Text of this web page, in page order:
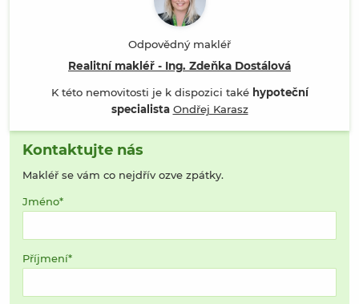
Odpovědný makléř
Realitní makléř - Ing. Zdeňka Dostálová
K této nemovitosti je k dispozici také hypoteční
specialista Ondřej Karasz
Kontaktujte nás
Makléř se vám co nejdřív ozve zpátky.
Jméno
Příjmení